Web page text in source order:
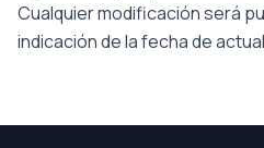
Cualquier modificación será
indicación de la fecha de